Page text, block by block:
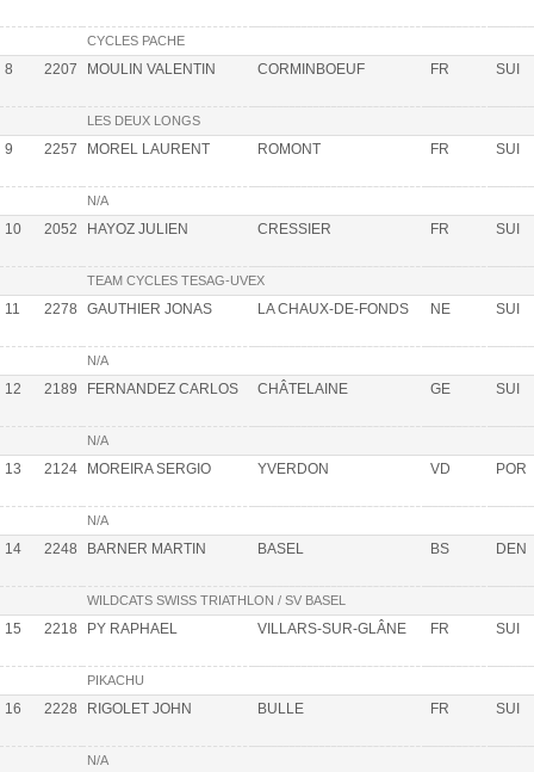
CYCLES PACHE
8 2207 MOULIN VALENTIN CORMINBOEUF FR SUI
LES DEUX LONGS
9 2257 MOREL LAURENT ROMONT FR SUI
N/A
10 2052 HAYOZ JULIEN CRESSIER FR SUI
TEAM CYCLES TESAG-UVEX
11 2278 GAUTHIER JONAS LA CHAUX-DE-FONDS NE SUI
N/A
12 2189 FERNANDEZ CARLOS CHÂTELAINE GE SUI
N/A
13 2124 MOREIRA SERGIO YVERDON VD POR
N/A
14 2248 BARNER MARTIN BASEL BS DEN
WILDCATS SWISS TRIATHLON / SV BASEL
15 2218 PY RAPHAEL VILLARS-SUR-GLÂNE FR SUI
PIKACHU
16 2228 RIGOLET JOHN BULLE FR SUI
N/A